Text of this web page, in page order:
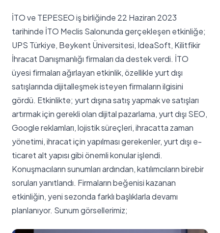
İTO ve TEPESEO iş birliğinde 22 Haziran 2023
tarihinde İTO Meclis Salonunda gerçekleşen etkinliğe;
UPS Türkiye, Beykent Üniversitesi, IdeaSoft, Kilitfikir
İhracat Danışmanlığı firmaları da destek verdi. İTO
üyesi firmaları ağırlayan etkinlik, özellikle yurt dışı
satışlarında dijitalleşmek isteyen firmaların ilgisini
gördü. Etkinlikte; yurt dışına satış yapmak ve satışları
artırmak için gerekli olan dijital pazarlama, yurt dışı SEO,
Google reklamları, lojistik süreçleri, ihracatta zaman
yönetimi, ihracat için yapılması gerekenler, yurt dışı e-
ticaret alt yapısı gibi önemli konular işlendi.
Konuşmacıların sunumları ardından, katılımcıların birebir
soruları yanıtlandı. Firmaların beğenisi kazanan
etkinliğin, yeni sezonda farklı başlıklarla devamı
planlanıyor. Sunum görsellerimiz;